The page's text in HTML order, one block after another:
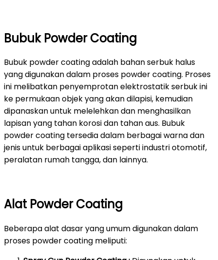
Bubuk Powder Coating
Bubuk powder coating adalah bahan serbuk halus
yang digunakan dalam proses powder coating. Proses
ini melibatkan penyemprotan elektrostatik serbuk ini
ke permukaan objek yang akan dilapisi, kemudian
dipanaskan untuk melelehkan dan menghasilkan
lapisan yang tahan korosi dan tahan aus. Bubuk
powder coating tersedia dalam berbagai warna dan
jenis untuk berbagai aplikasi seperti industri otomotif,
peralatan rumah tangga, dan lainnya.
Alat Powder Coating
Beberapa alat dasar yang umum digunakan dalam
proses powder coating meliputi: